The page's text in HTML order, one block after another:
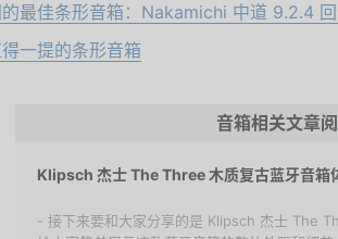
最佳条形音箱：Nakamichi 中道 9.2.4
一提的条形音箱
音箱相关文章
Klipsch 杰士 The Three 木质复古蓝牙音箱
- 接下来要和大家分享的是 Klipsch 杰士 The